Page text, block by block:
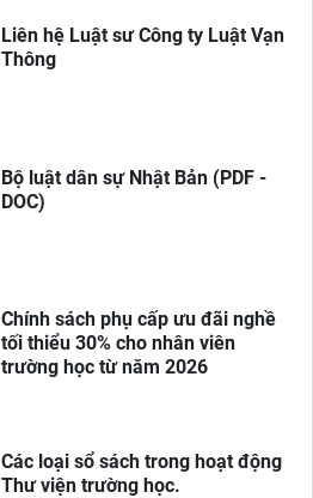
Liên hệ Luật sư Công ty Luật Vạn
Thông
Bộ luật dân sự Nhật Bản (PDF -
DOC)
Chính sách phụ cấp ưu đãi nghề
tối thiểu 30% cho nhân viên
trường học từ năm 2026
Các loại sổ sách trong hoạt động
Thư viện trường học.